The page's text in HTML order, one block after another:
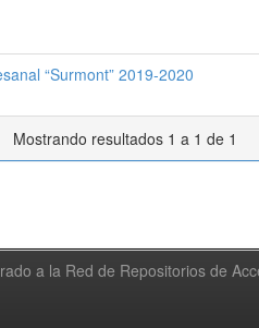
“Surmont” 2019-2020
Mostrando resultados 1 a 1 de 1
a la Red de Repositorios de